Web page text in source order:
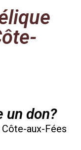
un don?
aux-Fées